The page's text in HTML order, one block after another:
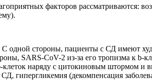
факторов рассматриваются:
одной стороны, пациенты с СД имеют
SARS-CoV-2 из-за его тропизма к b-
наряду с цитокиновым штормом и
гипергликемия (декомпенсация